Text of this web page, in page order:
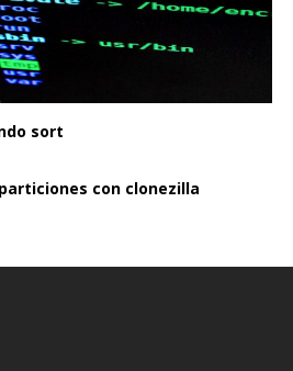
sort
con clonezilla